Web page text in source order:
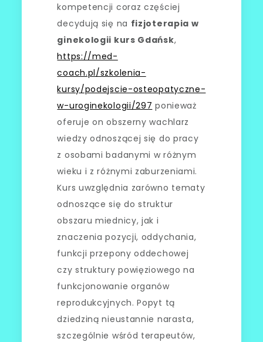
kompetencji coraz częściej
decydują się na fizjoterapia w
ginekologii kurs Gdańsk,
https://med-
coach.pl/szkolenia-
kursy/podejscie-osteopatyczne-
w-uroginekologii/297 ponieważ
oferuje on obszerny wachlarz
wiedzy odnoszącej się do pracy
z osobami badanymi w różnym
wieku i z różnymi zaburzeniami.
Kurs uwzględnia zarówno tematy
odnoszące się do struktur
obszaru miednicy, jak i
znaczenia pozycji, oddychania,
funkcji przepony oddechowej
czy struktury powięziowego na
funkcjonowanie organów
reprodukcyjnych. Popyt tą
dziedziną nieustannie narasta,
szczególnie wśród terapeutów,